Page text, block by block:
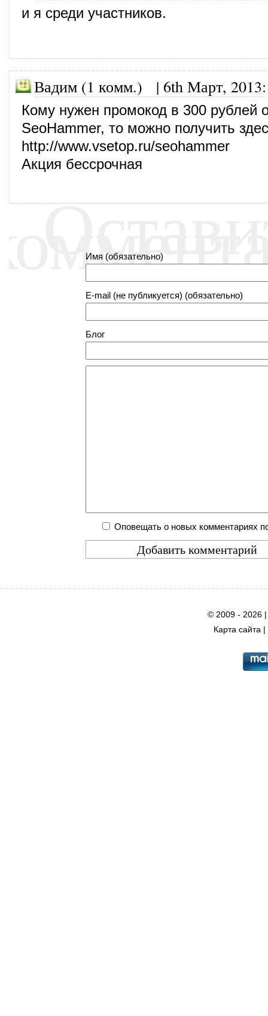
и я среди участников.
Вадим (1 комм.) | 6th Март, 2013:
Кому нужен промокод в 300 рублей
SeoHammer, то можно получить
http://www.vsetop.ru/seohammer
Акция бессрочная
Имя (обязательно)
E-mail (не публикуется) (обязательно)
Блог
Оповещать о новых комментариях
© 2009 - 2026
Карта сайта